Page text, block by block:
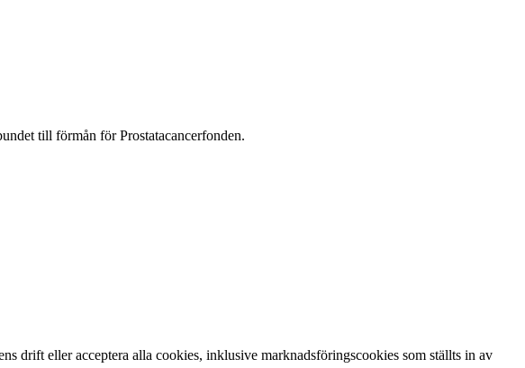
till förmån för Prostata­cancerfonden.
drift eller acceptera alla cookies, inklusive marknadsföringscookies som ställts in av